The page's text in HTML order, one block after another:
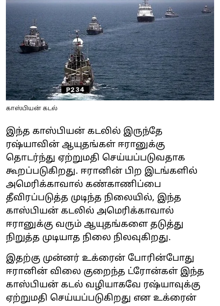
காஸ்பியன் கடல்
இந்த காஸ்பியன் கடலில் இருந்தே
ரஷ்யாவின் ஆயுதங்கள் ஈரானுக்கு
தொடர்ந்து ஏற்றுமதி செய்யப்படுவதாக
கூறப்படுகிறது. ஈரானின் பிற இடங்களில்
அமெரிக்காவால் கண்காணிப்பை
தீவிரப்படுத்த முடிந்த நிலையில், இந்த
காஸ்பியன் கடலில் அமெரிக்காவால்
ஈரானுக்கு வரும் ஆயுதங்களை தடுத்து
நிறுத்த முடியாத நிலை நிலவுகிறது.
இதற்கு முன்னர் உக்ரைன் போரின்போது
ஈரானின் விலை குறைந்த ட்ரோன்கள் இந்த
காஸ்பியன் கடல் வழியாகவே ரஷ்யாவுக்கு
ஏற்றுமதி செய்யப்படுகிறது என உக்ரைன்